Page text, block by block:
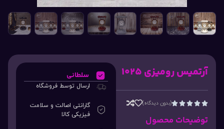
آرتمیس رومیزی ۱۰۲۵




(بدون دیدگاه)
توضیحات محصول
سلطانی
ارسال توسط فروشگاه
گارانتی اصالت و سلامت
فیزیکی کالا